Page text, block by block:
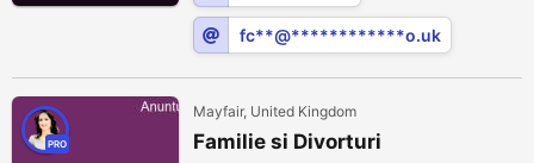
fc**@************o.uk
PRO
Mayfair, United Kingdom
Familie si Divorturi